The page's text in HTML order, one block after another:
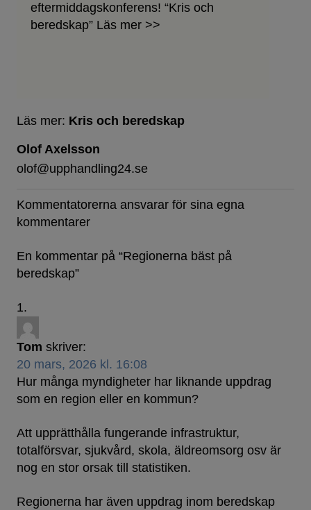
eftermiddagskonferens! “Kris och
beredskap” Läs mer >>
Läs mer: Kris och beredskap
Olof Axelsson
olof@upphandling24.se
Kommentatorerna ansvarar för sina egna
kommentarer
En kommentar på “Regionerna bäst på
beredskap”
Tom skriver:
20 mars, 2026 kl. 16:08
Hur många myndigheter har liknande uppdrag
som en region eller en kommun?
Att upprätthålla fungerande infrastruktur,
totalförsvar, sjukvård, skola, äldreomsorg osv är
nog en stor orsak till statistiken.
Regionerna har även uppdrag inom beredskap